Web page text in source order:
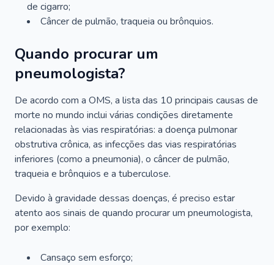
de cigarro;
Câncer de pulmão, traqueia ou brônquios.
Quando procurar um
pneumologista?
De acordo com a OMS, a lista das 10 principais causas de
morte no mundo inclui várias condições diretamente
relacionadas às vias respiratórias: a doença pulmonar
obstrutiva crônica, as infecções das vias respiratórias
inferiores (como a pneumonia), o câncer de pulmão,
traqueia e brônquios e a tuberculose.
Devido à gravidade dessas doenças, é preciso estar
atento aos sinais de quando procurar um pneumologista,
por exemplo:
Cansaço sem esforço;